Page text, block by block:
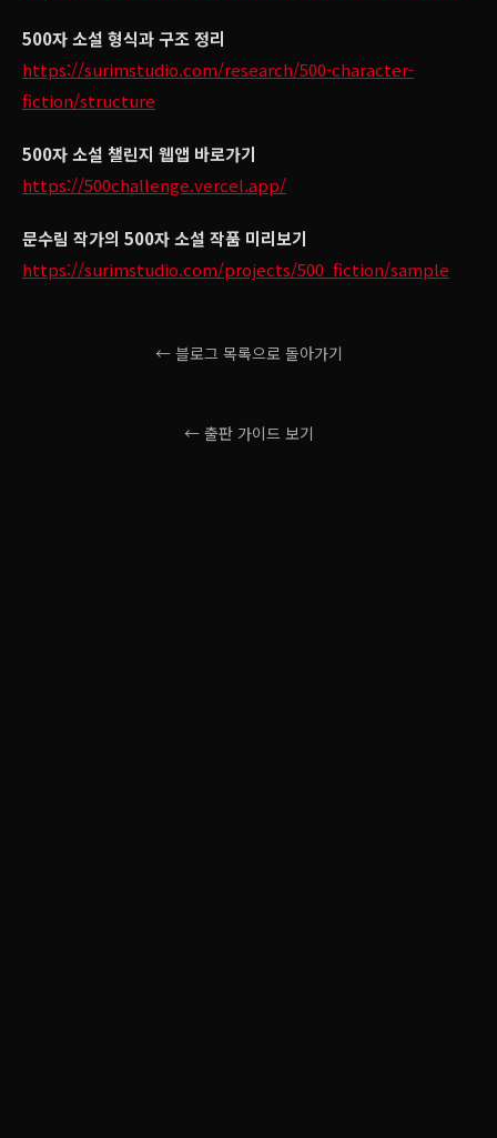
500자 소설 형식과 구조 정리
https://surimstudio.com/research/500-character-
fiction/structure
500자 소설 챌린지 웹앱 바로가기
https://500challenge.vercel.app/
문수림 작가의 500자 소설 작품 미리보기
https://surimstudio.com/projects/500_fiction/sample
← 블로그 목록으로 돌아가기
← 출판 가이드 보기